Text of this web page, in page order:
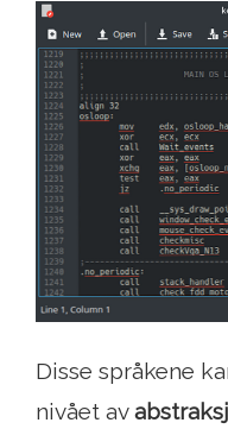
Disse språkene
nivået av